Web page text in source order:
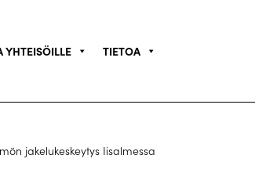
YHTEISÖILLE TIETOA
jakelukeskeytys Iisalmessa